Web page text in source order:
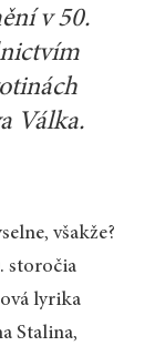
v 50.
Válka.
všakže?
storočia
lyrika
Stalina,